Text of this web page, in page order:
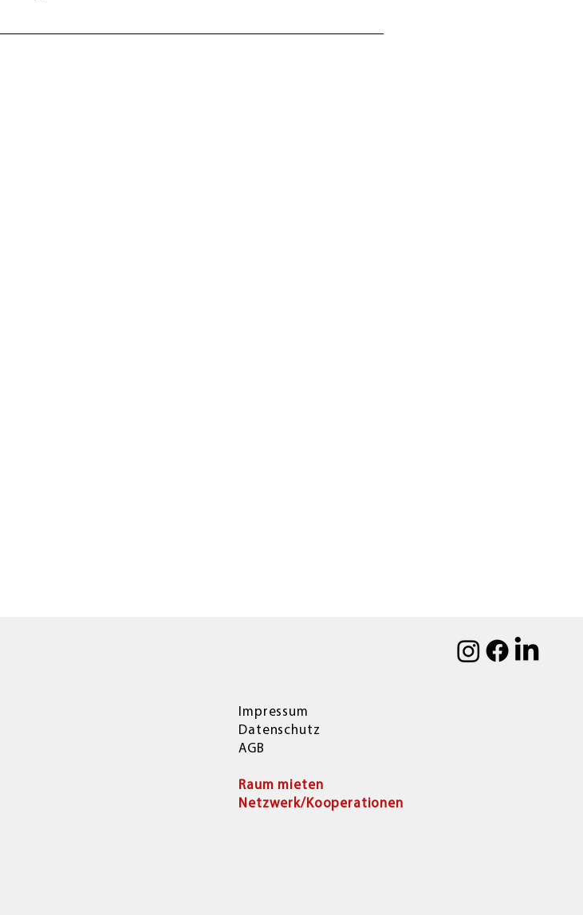
Impressum
Datenschutz
AGB
Raum mieten
Netzwerk/Kooperationen